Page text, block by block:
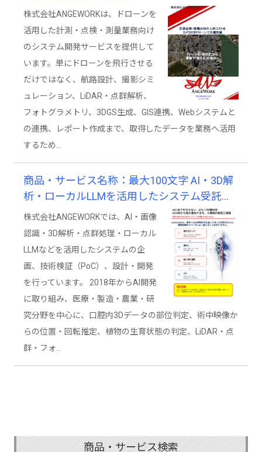
株式会社ANGEWORKは、ドローンを
活用した計測・点検・測量業務向け
のシステム開発サービスを提供して
います。単にドローンを飛行させる
だけではなく、航路設計、撮影シミ
ュレーション、LiDAR・点群解析、
フォトグラメトリ、3DGS生成、GIS連携、Webシステムと
の連携、レポート作成まで、取得したデータを業務へ活用
するため…
商品・サービス名称：最大100文字 AI・3D解
析・ローカルLLMを活用したシステム受託開
発サービス
株式会社ANGEWORKでは、AI・画像
認識・3D解析・点群処理・ローカル
LLMなどを活用したシステムの企
画、技術検証（PoC）、設計・開発
を行っています。 2018年からAI開発
に取り組み、医療・製造・農業・研
究分野を中心に、口腔内3Dデータの部位判定、術中映像か
らの位置・回転推定、植物の生育状態の判定、LiDAR・点
群・フォ…
商品・サービス検索